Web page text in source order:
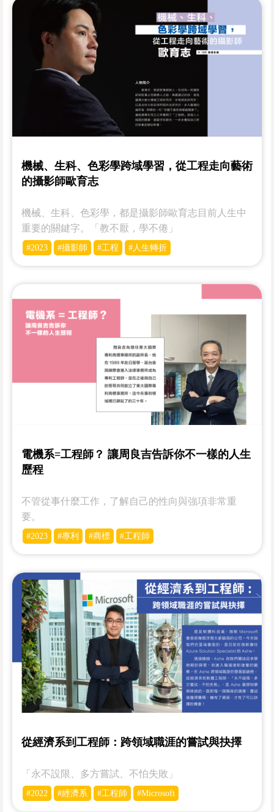
機械、生科、色彩學跨域學習，從工程走向藝術
的攝影師歐育志
機械、生科、色彩學，都是攝影師歐育志目前人生中
重要的關鍵字。「教不厭，學不倦」
#2023 #攝影師 #工程 #人生轉折
電機系=工程師？ 讓周良吉告訴你不一樣的人生
歷程
不管從事什麼工作，了解自己的性向與強項非常重
要。
#2023 #專利 #商標 #工程師
從經濟系到工程師：跨領域職涯的嘗試與抉擇
「永不設限、多方嘗試、不怕失敗」
#2022 #經濟系 #工程師 #Microsoft